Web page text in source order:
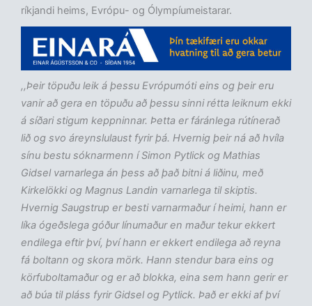
ríkjandi heims, Evrópu- og Ólympíumeistarar.
,,Þeir töpuðu leik á þessu Evrópumóti eins og þeir eru
vanir að gera en töpuðu að þessu sinni rétta leiknum ekki
á síðari stigum keppninnar. Þetta er fáránlega rútínerað
lið og svo áreynslulaust fyrir þá. Hvernig þeir ná að hvíla
sínu bestu sóknarmenn í Simon Pytlick og Mathias
Gidsel varnarlega án þess að það bitni á liðinu, með
Kirkelökki og Magnus Landin varnarlega til skiptis.
Hvernig Saugstrup er besti varnarmaður í heimi, hann er
líka ógeðslega góður línumaður en maður tekur ekkert
endilega eftir því, því hann er ekkert endilega að reyna
fá boltann og skora mörk. Hann stendur bara eins og
körfuboltamaður og er að blokka, eina sem hann gerir er
að búa til pláss fyrir Gidsel og Pytlick. Það er ekki af því